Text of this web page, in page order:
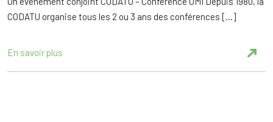
CODATU organise tous les 2 ou 3 ans des conférences […]
En savoir plus